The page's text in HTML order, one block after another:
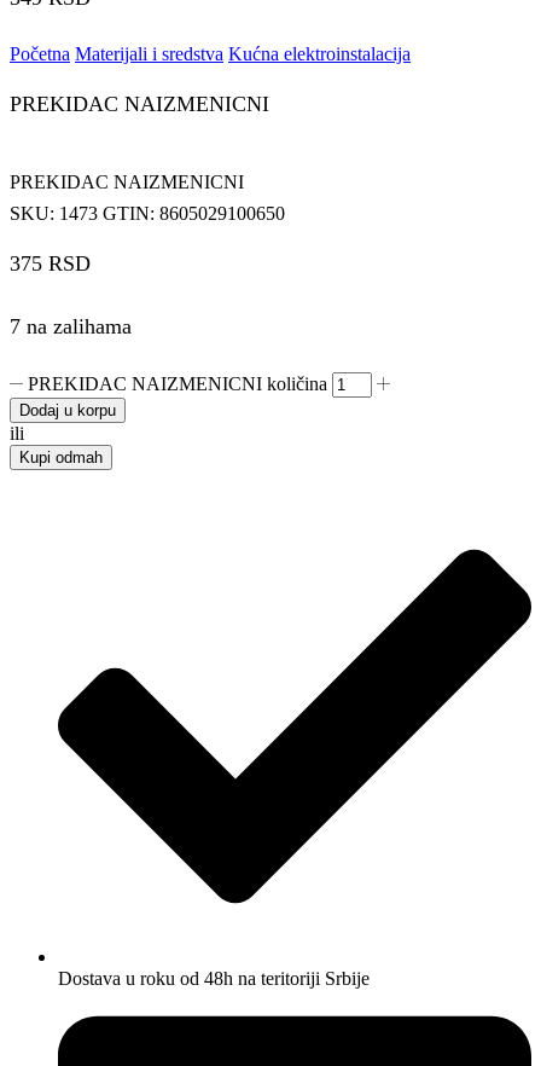
Početna Materijali i sredstva Kućna elektroinstalacija
PREKIDAC NAIZMENICNI
PREKIDAC NAIZMENICNI
SKU: 1473 GTIN: 8605029100650
375 RSD
7 na zalihama
PREKIDAC NAIZMENICNI količina
Dodaj u korpu
ili
Kupi odmah
Dostava u roku od 48h na teritoriji Srbije